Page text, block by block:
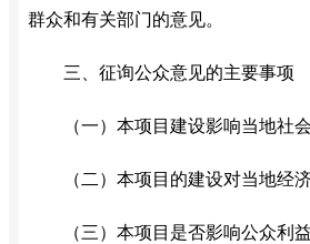
群众和有关部门的意见。
三、征询公众意见的主要事项
（一）本项目建设影响当地社
（二）本项目的建设对当地经
（三）本项目是否影响公众利